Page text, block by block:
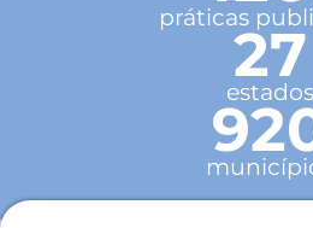
práticas
27
estados